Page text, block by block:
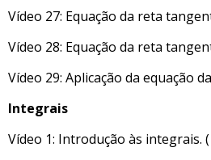
Vídeo 27: Equação da reta
Vídeo 28: Equação da reta
Vídeo 29: Aplicação da equação
Integrais
Vídeo 1: Introdução às integrais.